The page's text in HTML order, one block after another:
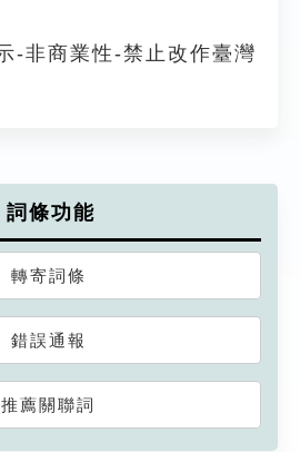
-非商業性-禁止改作臺灣
詞條功能
轉寄詞條
錯誤通報
推薦關聯詞